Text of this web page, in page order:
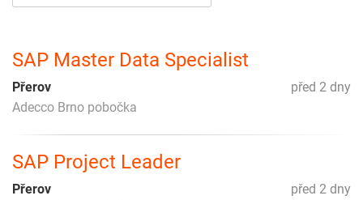
SAP Master Data Specialist
před 2 dny
Přerov
Adecco Brno pobočka
SAP Project Leader
před 2 dny
Přerov